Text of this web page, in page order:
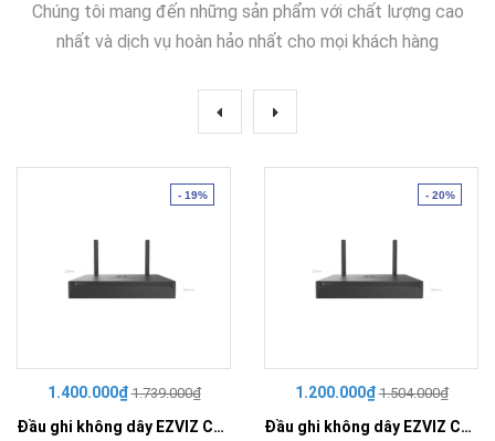
Chúng tôi mang đến những sản phẩm với chất lượng cao
nhất và dịch vụ hoàn hảo nhất cho mọi khách hàng
- 19%
1.400.000₫1.739.000₫
Đầu ghi không dây EZVIZ CS-X5S-R100-8W
- 20%
1.200.000₫1.504.000₫
Đầu ghi không dây EZVIZ CS-X5S-R100-4W